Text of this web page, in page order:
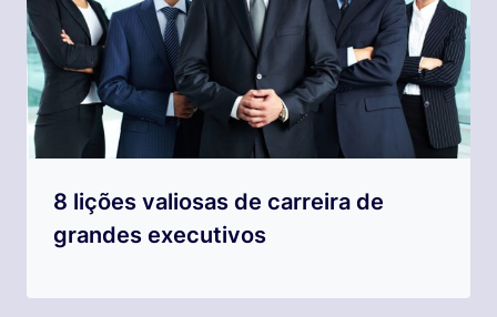
8 lições valiosas de carreira de
grandes executivos